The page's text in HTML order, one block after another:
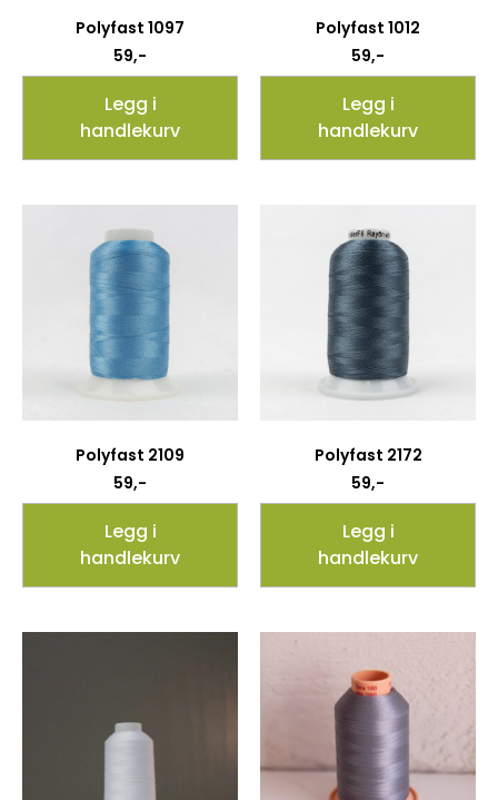
Polyfast 1097
59,-
Legg i
handlekurv
Polyfast 1012
59,-
Legg i
handlekurv
Polyfast 2109
59,-
Legg i
handlekurv
Polyfast 2172
59,-
Legg i
handlekurv